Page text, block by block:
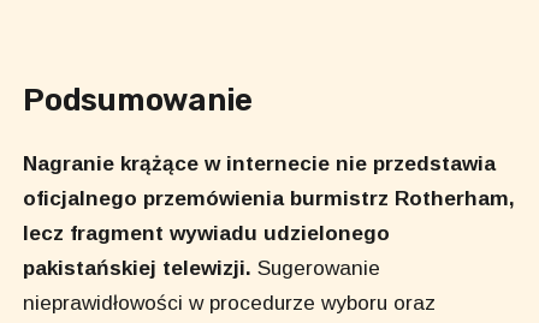
Podsumowanie
Nagranie krążące w internecie nie przedstawia
oficjalnego przemówienia burmistrz Rotherham,
lecz fragment wywiadu udzielonego
pakistańskiej telewizji. Sugerowanie
nieprawidłowości w procedurze wyboru oraz